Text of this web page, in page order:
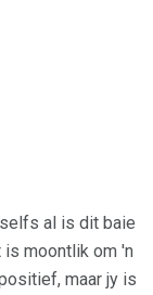
al is dit baie
is moontlik om 'n
maar jy is